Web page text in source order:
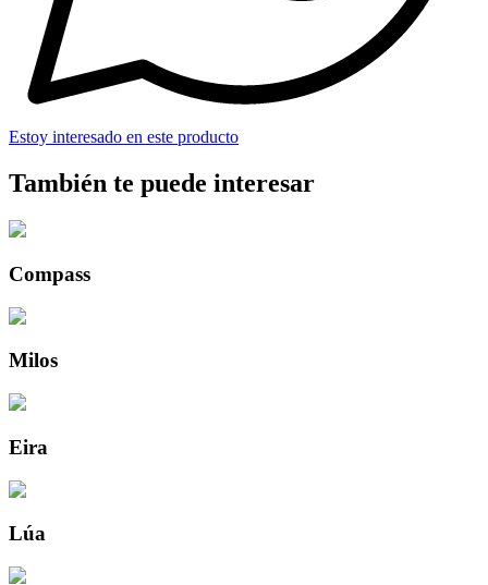
Estoy interesado en este producto
También te puede interesar
Compass
Milos
Eira
Lúa